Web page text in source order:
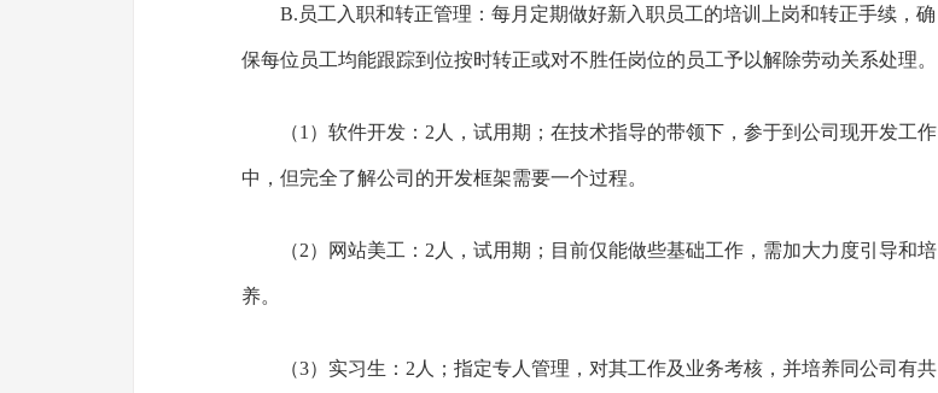
B.员工入职和转正管理：每月定期做好新入职员工的培训上岗和转正手续，确
保每位员工均能跟踪到位按时转正或对不胜任岗位的员工予以解除劳动关系处理。
（1）软件开发：2人，试用期；在技术指导的带领下，参于到公司现开发工作
中，但完全了解公司的开发框架需要一个过程。
（2）网站美工：2人，试用期；目前仅能做些基础工作，需加大力度引导和培
养。
（3）实习生：2人；指定专人管理，对其工作及业务考核，并培养同公司有共